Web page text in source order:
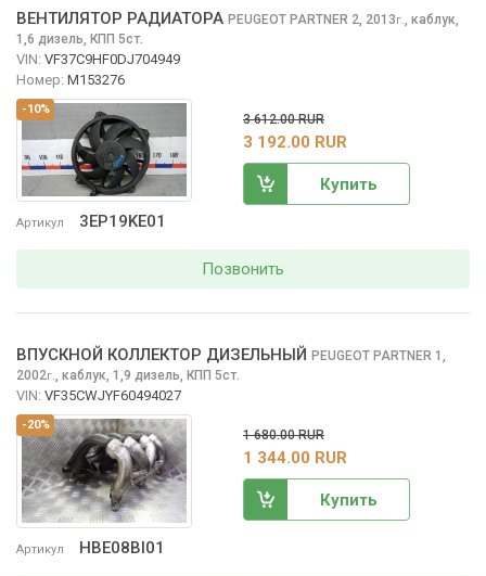
-10%
Артикул 3EP19KE01
ВЕНТИЛЯТОР РАДИАТОРА PEUGEOT PARTNER 2, 2013г., каблук,
1,6 дизель, КПП 5ст.
VIN: VF37C9HF0DJ704949
Номер: M153276
3 612.00 RUR
3 192.00 RUR
Купить
Позвонить
-20%
Артикул HBE08BI01
ВПУСКНОЙ КОЛЛЕКТОР ДИЗЕЛЬНЫЙ PEUGEOT PARTNER 1,
2002г., каблук, 1,9 дизель, КПП 5ст.
VIN: VF35CWJYF60494027
1 680.00 RUR
1 344.00 RUR
Купить